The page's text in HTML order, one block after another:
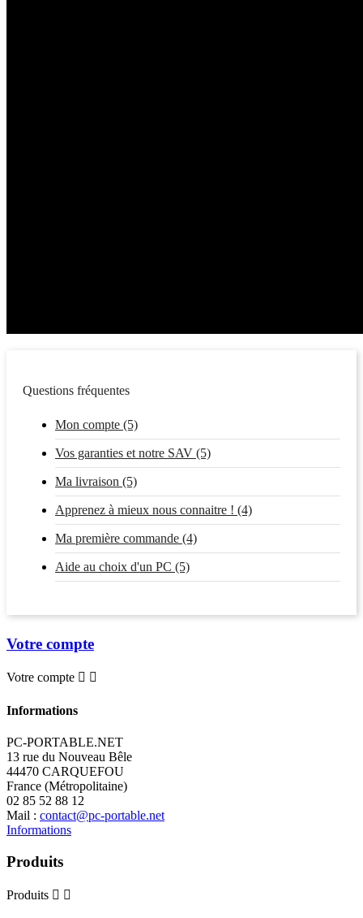
Questions fréquentes
Mon compte (5)
Vos garanties et notre SAV (5)
Ma livraison (5)
Apprenez à mieux nous connaitre ! (4)
Ma première commande (4)
Aide au choix d'un PC (5)
Votre compte
Votre compte  
Informations
PC-PORTABLE.NET
13 rue du Nouveau Bêle
44470 CARQUEFOU
France (Métropolitaine)
02 85 52 88 12
Mail : contact@pc-portable.net
Informations
Produits
Produits  